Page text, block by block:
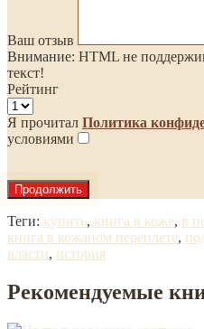
Ваш отзыв
Внимание: HTML не
текст!
Рейтинг
Я прочитал Политика
условиями
Продолжить
Теги: купить, книга в коже, в
книга в кожаном переплете,
власти, история
Рекомендуемые